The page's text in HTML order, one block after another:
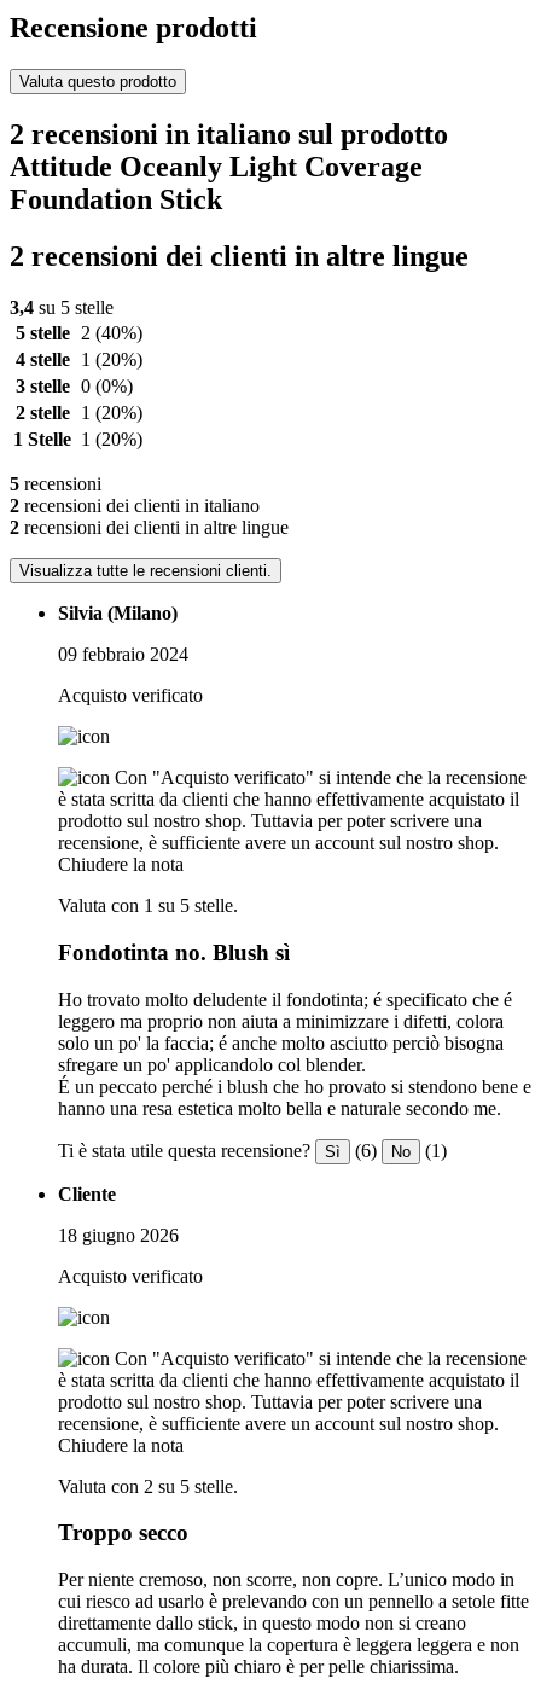
Recensione prodotti
Valuta questo prodotto
2 recensioni in italiano sul prodotto
Attitude Oceanly Light Coverage
Foundation Stick
2 recensioni dei clienti in altre lingue
3,4 su 5 stelle
5 stelle
2 (40%)
4 stelle
1 (20%)
3 stelle 0 (0%)
2 stelle
1 (20%)
1 Stelle 1 (20%)
5 recensioni
2 recensioni dei clienti in italiano
2 recensioni dei clienti in altre lingue
Visualizza tutte le recensioni clienti.
Silvia (Milano)
09 febbraio 2024
Acquisto verificato
Con "Acquisto verificato" si intende che la recensione
è stata scritta da clienti che hanno effettivamente acquistato il
prodotto sul nostro shop. Tuttavia per poter scrivere una
recensione, è sufficiente avere un account sul nostro shop.
Chiudere la nota
Valuta con 1 su 5 stelle.
Fondotinta no. Blush sì
Ho trovato molto deludente il fondotinta; é specificato che é
leggero ma proprio non aiuta a minimizzare i difetti, colora
solo un po' la faccia; é anche molto asciutto perciò bisogna
sfregare un po' applicandolo col blender.
É un peccato perché i blush che ho provato si stendono bene e
hanno una resa estetica molto bella e naturale secondo me.
Ti è stata utile questa recensione? Sì (6) No (1)
Cliente
18 giugno 2026
Acquisto verificato
Con "Acquisto verificato" si intende che la recensione
è stata scritta da clienti che hanno effettivamente acquistato il
prodotto sul nostro shop. Tuttavia per poter scrivere una
recensione, è sufficiente avere un account sul nostro shop.
Chiudere la nota
Valuta con 2 su 5 stelle.
Troppo secco
Per niente cremoso, non scorre, non copre. L’unico modo in
cui riesco ad usarlo è prelevando con un pennello a setole fitte
direttamente dallo stick, in questo modo non si creano
accumuli, ma comunque la copertura è leggera leggera e non
ha durata. Il colore più chiaro è per pelle chiarissima.